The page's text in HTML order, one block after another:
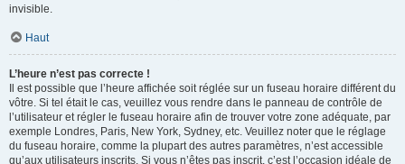
invisible.
Haut
L’heure n’est pas correcte !
Il est possible que l’heure affichée soit réglée sur un fuseau horaire différent du
vôtre. Si tel était le cas, veuillez vous rendre dans le panneau de contrôle de
l’utilisateur et régler le fuseau horaire afin de trouver votre zone adéquate, par
exemple Londres, Paris, New York, Sydney, etc. Veuillez noter que le réglage
du fuseau horaire, comme la plupart des autres paramètres, n’est accessible
qu’aux utilisateurs inscrits. Si vous n’êtes pas inscrit, c’est l’occasion idéale de